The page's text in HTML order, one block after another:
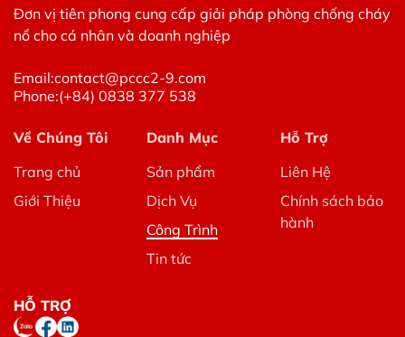
Morem ipsum dolor sit amet, consectetur
adipiscing elit. Etiam eu turpis molestie, dictum est
accumsan, risus sem sollicitudin lacus, ut interdum
tellus elit sed risus. Maecenas eget condimentum
sociosqu ad litora torquent per conubia nostra, per
inceptos himenaeos. Praesent auctor purus luctus
enim egestas, ac scelerisque ante pulvinar. Donec
ut rhoncus ex. Suspendisse ac rhoncus nisl, eu
tempor urna. Curabitur vel bibendum lorem. Morbi
convallis convallis diam sit amet lacinia. Aliquam
Tại sao nên sử dụng thiết bị
Đơn vị tiên phong cung cấp giải pháp phòng chống cháy
nổ cho cá nhân và doanh nghiệp
Email:contact@pccc2-9.com
Phone:(+84) 0838 377 538
Về Chúng Tôi
Trang chủ
Giới Thiệu
Danh Mục
Sản phẩm
Dịch Vụ
Công Trình
Tin tức
Hỗ Trợ
Liên Hệ
Chính sách bảo
hành
HỖ TRỢ